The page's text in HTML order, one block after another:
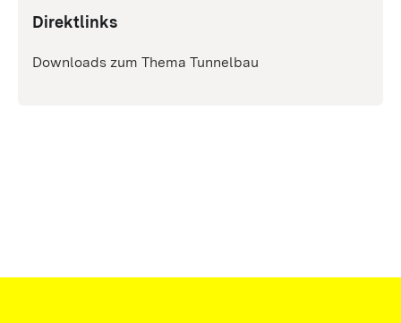
Direktlinks
Downloads zum Thema Tunnelbau